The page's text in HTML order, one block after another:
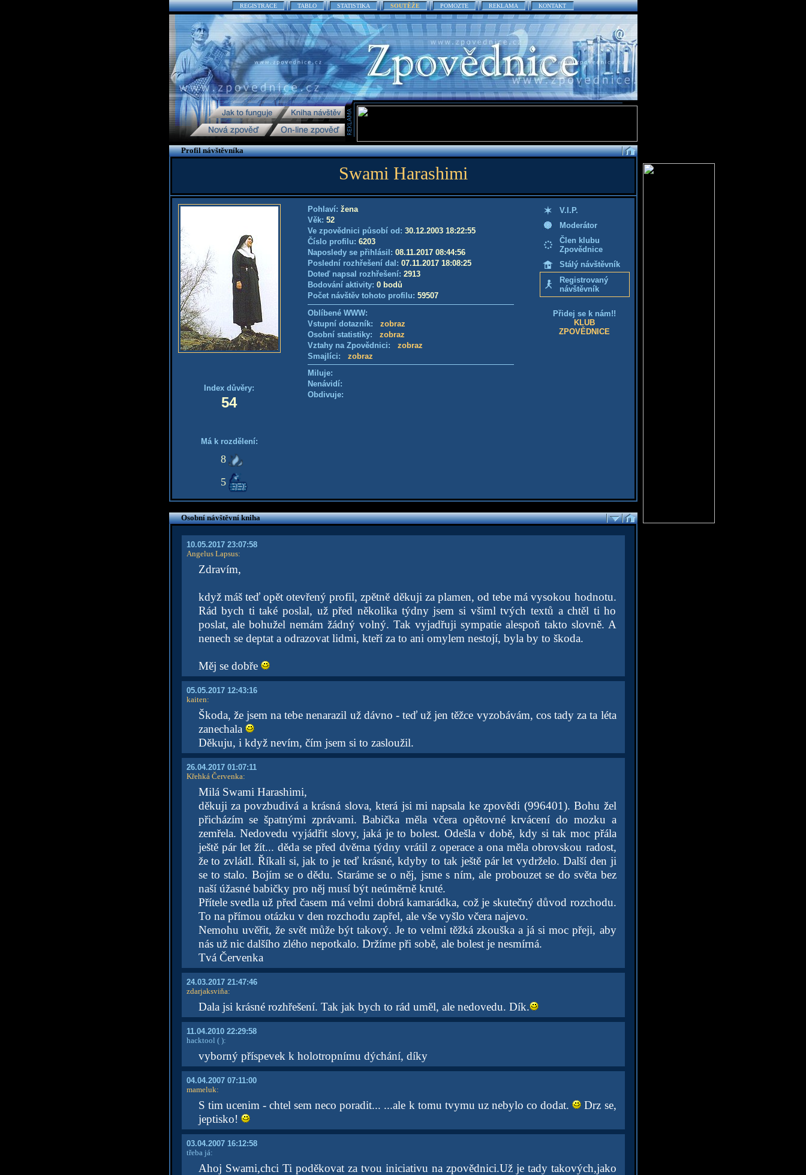
REGISTRACE TABLO STATISTIKA SOUTĚŽE POMOZTE REKLAMA KONTAKT
Profil návštěvníka
Swami Harashimi
Index důvěry:
54
Má k rozdělení:
8
5
Pohlaví: žena
Věk: 52
Ve zpovědnici působí od: 30.12.2003 18:22:55
Číslo profilu: 6203
Naposledy se přihlásil: 08.11.2017 08:44:56
Poslední rozhřešení dal: 07.11.2017 18:08:25
Doteď napsal rozhřešení: 2913
Bodování aktivity: 0 bodů
Počet návštěv tohoto profilu: 59507
Oblíbené WWW:
Vstupní dotazník: zobraz
Osobní statistiky: zobraz
Vztahy na Zpovědnici: zobraz
Smajlíci: zobraz
Miluje:
Nenávidí:
Obdivuje:
V.I.P.
Moderátor
Člen klubu
Zpovědnice
Stálý návštěvník
Registrovaný
návštěvník
Přidej se k nám!!
KLUB
ZPOVĚDNICE
Osobní návštěvní kniha
10.05.2017 23:07:58
Angelus Lapsus:
Zdravím,
když máš teď opět otevřený profil, zpětně děkuji za plamen, od tebe má vysokou hodnotu.
Rád bych ti také poslal, už před několika týdny jsem si všiml tvých textů a chtěl ti ho
poslat, ale bohužel nemám žádný volný. Tak vyjadřuji sympatie alespoň takto slovně. A
nenech se deptat a odrazovat lidmi, kteří za to ani omylem nestojí, byla by to škoda.
Měj se dobře
05.05.2017 12:43:16
kaiten:
Škoda, že jsem na tebe nenarazil už dávno - teď už jen těžce vyzobávám, cos tady za ta léta
zanechala
Děkuju, i když nevím, čím jsem si to zasloužil.
26.04.2017 01:07:11
Křehká Červenka:
Milá Swami Harashimi,
děkuji za povzbudivá a krásná slova, která jsi mi napsala ke zpovědi (996401). Bohu žel
přicházím se špatnými zprávami. Babička měla včera opětovné krvácení do mozku a
zemřela. Nedovedu vyjádřit slovy, jaká je to bolest. Odešla v době, kdy si tak moc přála
ještě pár let žít... děda se před dvěma týdny vrátil z operace a ona měla obrovskou radost,
že to zvládl. Říkali si, jak to je teď krásné, kdyby to tak ještě pár let vydrželo. Další den ji
se to stalo. Bojím se o dědu. Staráme se o něj, jsme s ním, ale probouzet se do světa bez
naší úžasné babičky pro něj musí být neúměrně kruté.
Přítele svedla už před časem má velmi dobrá kamarádka, což je skutečný důvod rozchodu.
To na přímou otázku v den rozchodu zapřel, ale vše vyšlo včera najevo.
Nemohu uvěřit, že svět může být takový. Je to velmi těžká zkouška a já si moc přeji, aby
nás už nic dalšího zlého nepotkalo. Držíme při sobě, ale bolest je nesmírná.
Tvá Červenka
24.03.2017 21:47:46
zdarjaksviňa:
Dala jsi krásné rozhřešení. Tak jak bych to rád uměl, ale nedovedu. Dík.
11.04.2010 22:29:58
hacktool ( ):
vyborný příspevek k holotropnímu dýchání, díky
04.04.2007 07:11:00
mameluk:
S tim ucenim - chtel sem neco poradit... ...ale k tomu tvymu uz nebylo co dodat.
Drz se,
jeptisko!
03.04.2007 16:12:58
třeba já:
Ahoj Swami,chci Ti poděkovat za tvou iniciativu na zpovědnici.Už je tady takových,jako